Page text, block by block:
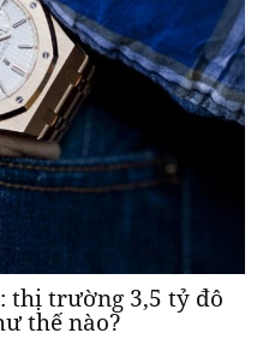
thị trường 3,5 tỷ đô
thế nào?